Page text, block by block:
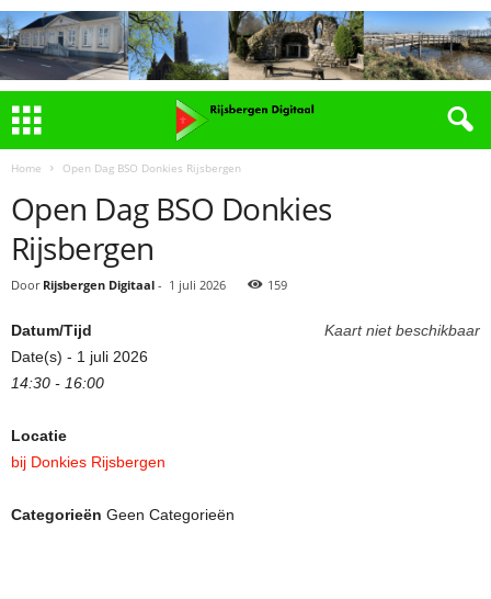
Home Open Dag BSO Donkies Rijsbergen
Open Dag BSO Donkies
Rijsbergen
Door Rijsbergen Digitaal - 1 juli 2026 159
Kaart niet beschikbaar
Datum/Tijd
Date(s) - 1 juli 2026
14:30 - 16:00
Locatie
bij Donkies Rijsbergen
Categorieën Geen Categorieën